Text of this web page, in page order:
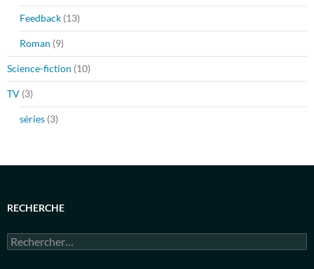
Feedback (13)
Roman (9)
Science-fiction (10)
TV (3)
séries (3)
RECHERCHE
Rechercher :